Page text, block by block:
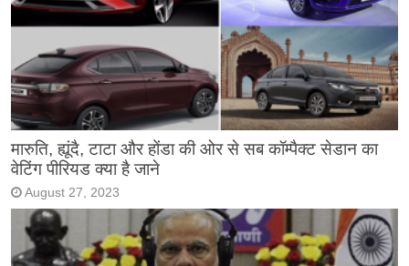
मारुति, ह्यूंदै, टाटा और होंडा की ओर से सब कॉम्पैक्ट सेडान का
वेटिंग पीरियड क्या है जाने
August 27, 2023